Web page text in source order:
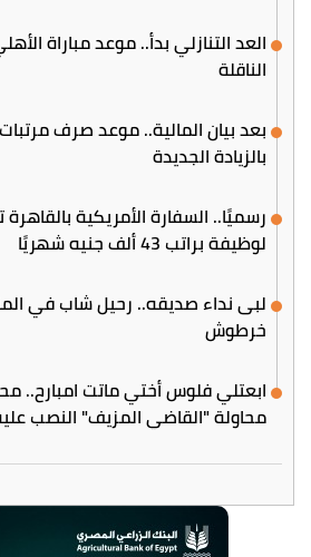
العد التنازلي بدأ.. موعد مباراة
الناقلة
بالزيادة الجديدة
رسميًا.. السفارة الأمريكية
لوظيفة براتب 43 ألف جنيه شهريًا
لبى نداء صديقه.. رحيل شاب في
خرطوش
ابعتلي فلوس أختي ماتت
محاولة "القاضي المزيف" النصب